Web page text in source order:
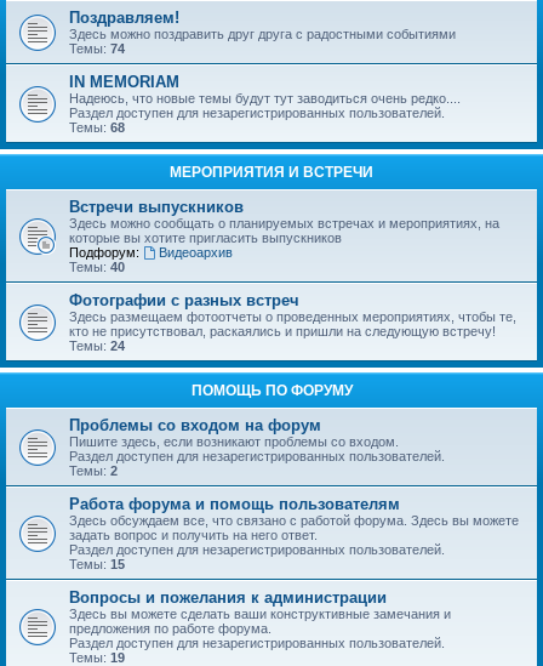
Поздравляем!
Здесь можно поздравить друг друга с радостными событиями
Темы: 74
IN MEMORIAM
Надеюсь, что новые темы будут тут заводиться очень редко....
Раздел доступен для незарегистрированных пользователей.
Темы: 68
МЕРОПРИЯТИЯ И ВСТРЕЧИ
Встречи выпускников
Здесь можно сообщать о планируемых встречах и мероприятиях, на
которые вы хотите пригласить выпускников
Подфорум:
Видеоархив
Темы: 40
Фотографии с разных встреч
Здесь размещаем фотоотчеты о проведенных мероприятиях, чтобы те,
кто не присутствовал, раскаялись и пришли на следующую встречу!
Темы: 24
ПОМОЩЬ ПО ФОРУМУ
Проблемы со входом на форум
Пишите здесь, если возникают проблемы со входом.
Раздел доступен для незарегистрированных пользователей.
Темы: 2
Работа форума и помощь пользователям
Здесь обсуждаем все, что связано с работой форума. Здесь вы можете
задать вопрос и получить на него ответ.
Раздел доступен для незарегистрированных пользователей.
Темы: 15
Вопросы и пожелания к администрации
Здесь вы можете сделать ваши конструктивные замечания и
предложения по работе форума.
Раздел доступен для незарегистрированных пользователей.
Темы: 19